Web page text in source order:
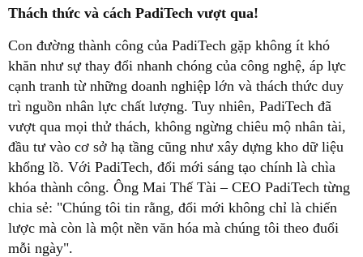
Thách thức và cách PadiTech vượt qua!
Con đường thành công của PadiTech gặp không ít khó
khăn như sự thay đổi nhanh chóng của công nghệ, áp lực
cạnh tranh từ những doanh nghiệp lớn và thách thức duy
trì nguồn nhân lực chất lượng. Tuy nhiên, PadiTech đã
vượt qua mọi thử thách, không ngừng chiêu mộ nhân tài,
đầu tư vào cơ sở hạ tầng cũng như xây dựng kho dữ liệu
khổng lồ. Với PadiTech, đổi mới sáng tạo chính là chìa
khóa thành công. Ông Mai Thế Tài – CEO PadiTech từng
chia sẻ: "Chúng tôi tin rằng, đổi mới không chỉ là chiến
lược mà còn là một nền văn hóa mà chúng tôi theo đuổi
mỗi ngày".